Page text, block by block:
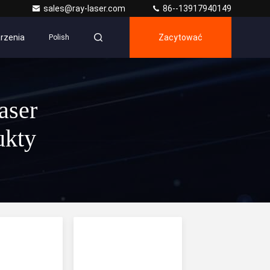
sales@ray-laser.com 86--13917940149
Polish Zacytować